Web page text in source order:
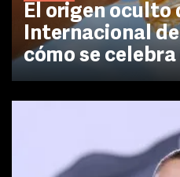
El origen oculto
Internacional
cómo se